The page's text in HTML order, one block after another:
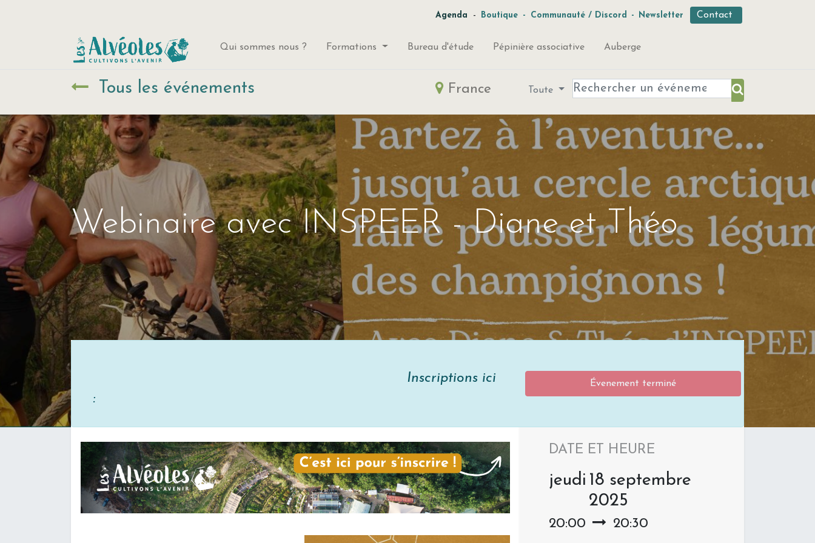
Agenda - Boutique - Communauté / Discord - Newsletter Contact
Qui sommes nous ? Formations Bureau d'étude Pépinière associative Auberge
Tous les événements France Toute
Webinaire avec INSPEER - Diane et Théo
Inscriptions ici
:
Évenement terminé
DATE ET HEURE
jeudi 18 septembre
2025
20:00 20:30